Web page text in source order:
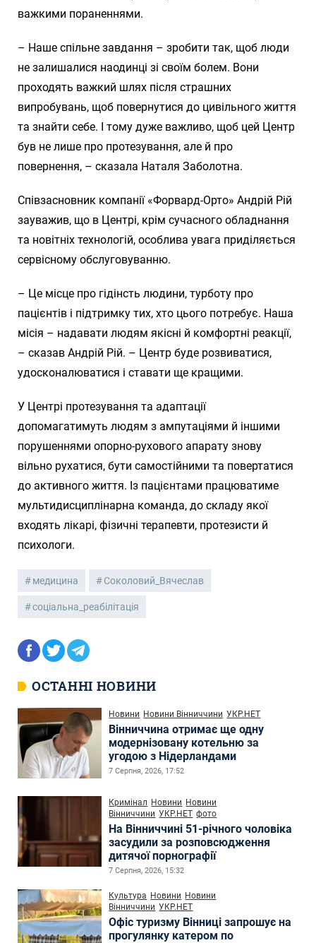
важкими пораненнями.
– Наше спільне завдання – зробити так, щоб люди
не залишалися наодинці зі своїм болем. Вони
проходять важкий шлях після страшних
випробувань, щоб повернутися до цивільного життя
та знайти себе. І тому дуже важливо, щоб цей Центр
був не лише про протезування, але й про
повернення, – сказала Наталя Заболотна.
Співзасновник компанії «Форвард-Орто» Андрій Рій
зауважив, що в Центрі, крім сучасного обладнання
та новітніх технологій, особлива увага приділяється
сервісному обслуговуванню.
– Це місце про гідінсть людини, турботу про
пацієнтів і підтримку тих, хто цього потребує. Наша
місія – надавати людям якісні й комфортні реакції,
– сказав Андрій Рій. – Центр буде розвиватися,
удосконалюватися і ставати ще кращими.
У Центрі протезування та адаптації
допомагатимуть людям з ампутаціями й іншими
порушеннями опорно-рухового апарату знову
вільно рухатися, бути самостійними та повертатися
до активного життя. Із пацієнтами працюватиме
мультидисциплінарна команда, до складу якої
входять лікарі, фізичні терапевти, протезисти й
психологи.
медицина Соколовий_Вячеслав
соціальна_реабілітація
ОСТАННІ НОВИНИ
Новини Новини Вінниччини УКР.НЕТ
Вінниччина отримає ще одну
модернізовану котельню за
угодою з Нідерландами
7 Серпня, 2026, 17:52
Кримінал Новини Новини
Вінниччини УКР.НЕТ фото
На Вінниччині 51-річного чоловіка
засудили за розповсюдження
дитячої порнографії
7 Серпня, 2026, 15:32
Культура Новини Новини
Вінниччини УКР.НЕТ
Офіс туризму Вінниці запрошує на
прогулянку катером по